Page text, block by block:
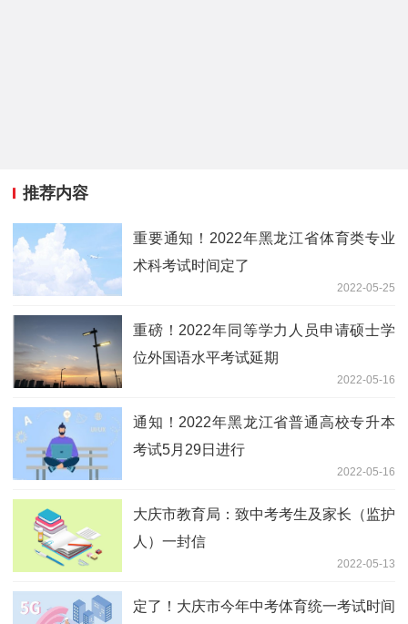
推荐内容
重要通知！2022年黑龙江省体育类专业
术科考试时间定了
2022-05-25
重磅！2022年同等学力人员申请硕士学
位外国语水平考试延期
2022-05-16
通知！2022年黑龙江省普通高校专升本
考试5月29日进行
2022-05-16
大庆市教育局：致中考考生及家长（监护
人）一封信
2022-05-13
定了！大庆市今年中考体育统一考试时间